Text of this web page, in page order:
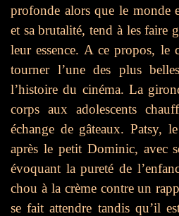
profonde alors que le monde
et sa brutalité, tend à les faire
leur essence. A ce propos, le
tourner l’une des plus
l’histoire du cinéma. La
corps aux adolescents
échange de gâteaux. Patsy,
après le petit Dominic, avec
évoquant la pureté de
chou à la crème contre un
se fait attendre tandis qu’il